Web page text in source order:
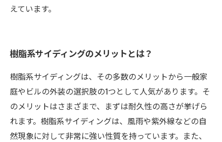
えています。
樹脂系サイディングのメリットとは？
樹脂系サイディングは、その多数のメリットから一般家
庭やビルの外装の選択肢の1つとして人気があります。そ
のメリットはさまざまで、まずは耐久性の高さが挙げら
れます。樹脂系サイディングは、風雨や紫外線などの自
然現象に対して非常に強い性質を持っています。また、